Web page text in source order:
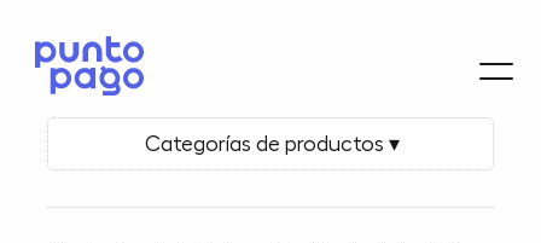
Categorías de productos ▾